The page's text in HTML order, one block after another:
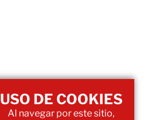
USO DE COOKIES
Al navegar por este sitio,